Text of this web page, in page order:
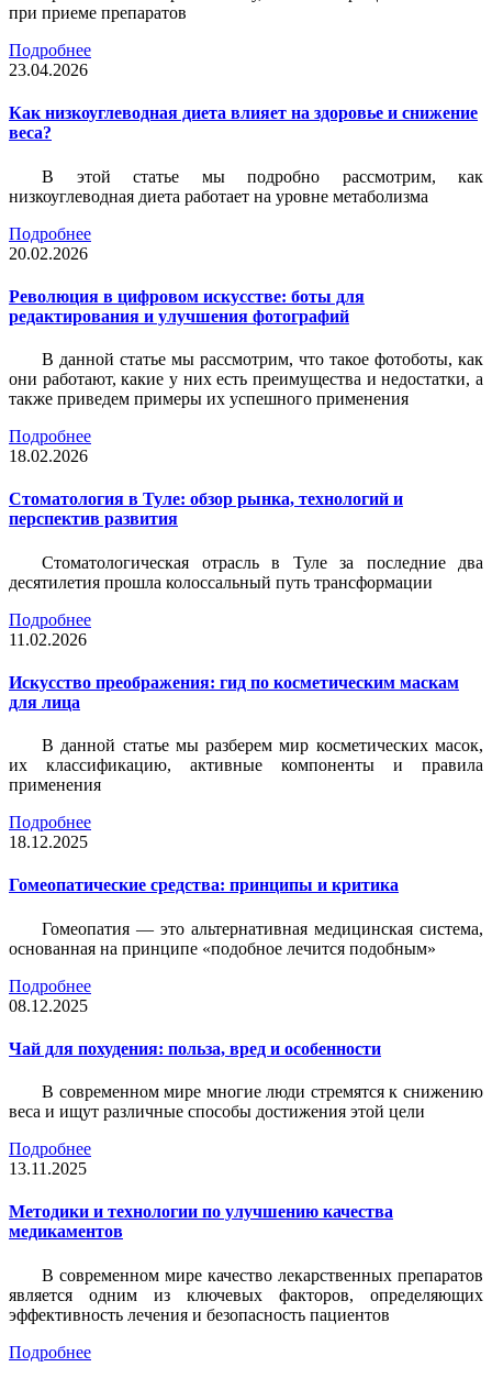
при приеме препаратов
Подробнее
23.04.2026
Как низкоуглеводная диета влияет на здоровье и снижение
веса?
В этой статье мы подробно рассмотрим, как
низкоуглеводная диета работает на уровне метаболизма
Подробнее
20.02.2026
Революция в цифровом искусстве: боты для
редактирования и улучшения фотографий
В данной статье мы рассмотрим, что такое фотоботы, как
они работают, какие у них есть преимущества и недостатки, а
также приведем примеры их успешного применения
Подробнее
18.02.2026
Стоматология в Туле: обзор рынка, технологий и
перспектив развития
Стоматологическая отрасль в Туле за последние два
десятилетия прошла колоссальный путь трансформации
Подробнее
11.02.2026
Искусство преображения: гид по косметическим маскам
для лица
В данной статье мы разберем мир косметических масок,
их классификацию, активные компоненты и правила
применения
Подробнее
18.12.2025
Гомеопатические средства: принципы и критика
Гомеопатия — это альтернативная медицинская система,
основанная на принципе «подобное лечится подобным»
Подробнее
08.12.2025
Чай для похудения: польза, вред и особенности
В современном мире многие люди стремятся к снижению
веса и ищут различные способы достижения этой цели
Подробнее
13.11.2025
Методики и технологии по улучшению качества
медикаментов
В современном мире качество лекарственных препаратов
является одним из ключевых факторов, определяющих
эффективность лечения и безопасность пациентов
Подробнее